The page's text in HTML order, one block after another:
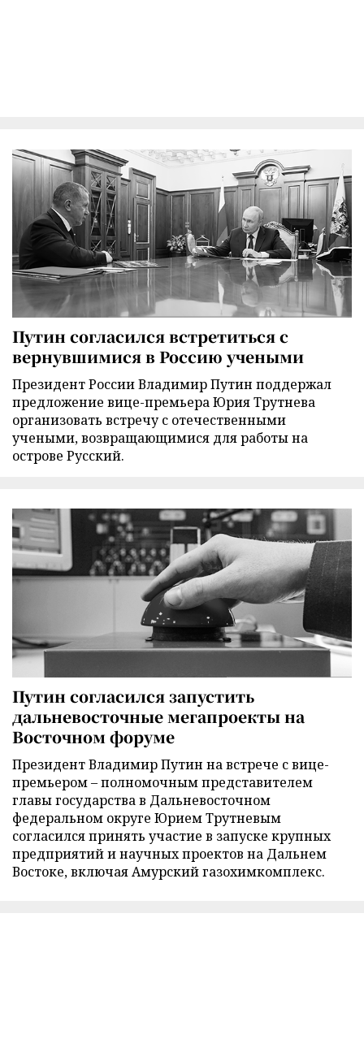
Путин согласился встретиться с
вернувшимися в Россию учеными
Президент России Владимир Путин поддержал
предложение вице-премьера Юрия Трутнева
организовать встречу с отечественными
учеными, возвращающимися для работы на
острове Русский.
Путин согласился запустить
дальневосточные мегапроекты на
Восточном форуме
Президент Владимир Путин на встрече с вице-
премьером – полномочным представителем
главы государства в Дальневосточном
федеральном округе Юрием Трутневым
согласился принять участие в запуске крупных
предприятий и научных проектов на Дальнем
Востоке, включая Амурский газохимкомплекс.